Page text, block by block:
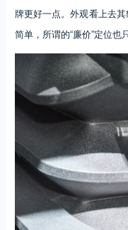
牌更好一点。外观看上去
简单，所谓的“廉价”定位也